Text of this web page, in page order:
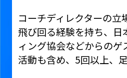
コーチディレクターの立
飛び回る経験を持ち、日
ィング協会などからのゲ
活動も含め、5回以上、